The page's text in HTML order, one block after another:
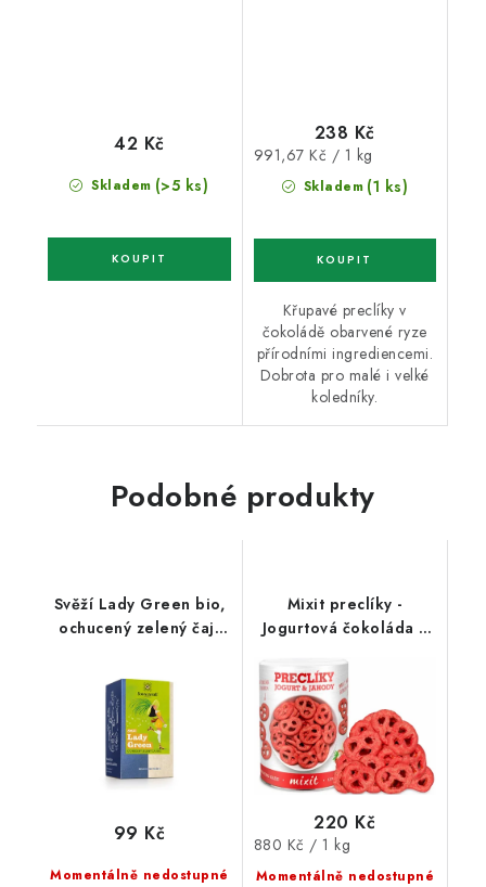
Skladem (>5 ks)
42 Kč
Skladem (1 ks)
238 Kč
Měrná
cena:
991,67 Kč / 1 kg
Křupavé preclíky v
čokoládě obarvené ryze
přírodními ingrediencemi.
Dobrota pro malé i velké
koledníky.
Podobné produkty
Svěží Lady Green bio,
ochucený zelený čaj,
Momentálně nedostupné
99 Kč
Mixit preclíky -
Jogurtová čokoláda s
Momentálně nedostupné
220 Kč
Měrná
cena:
880 Kč / 1 kg